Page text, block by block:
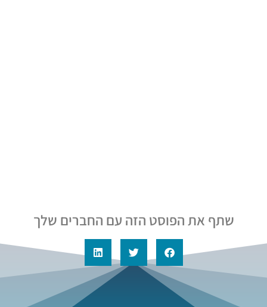
שתף את הפוסט הזה עם החברים שלך